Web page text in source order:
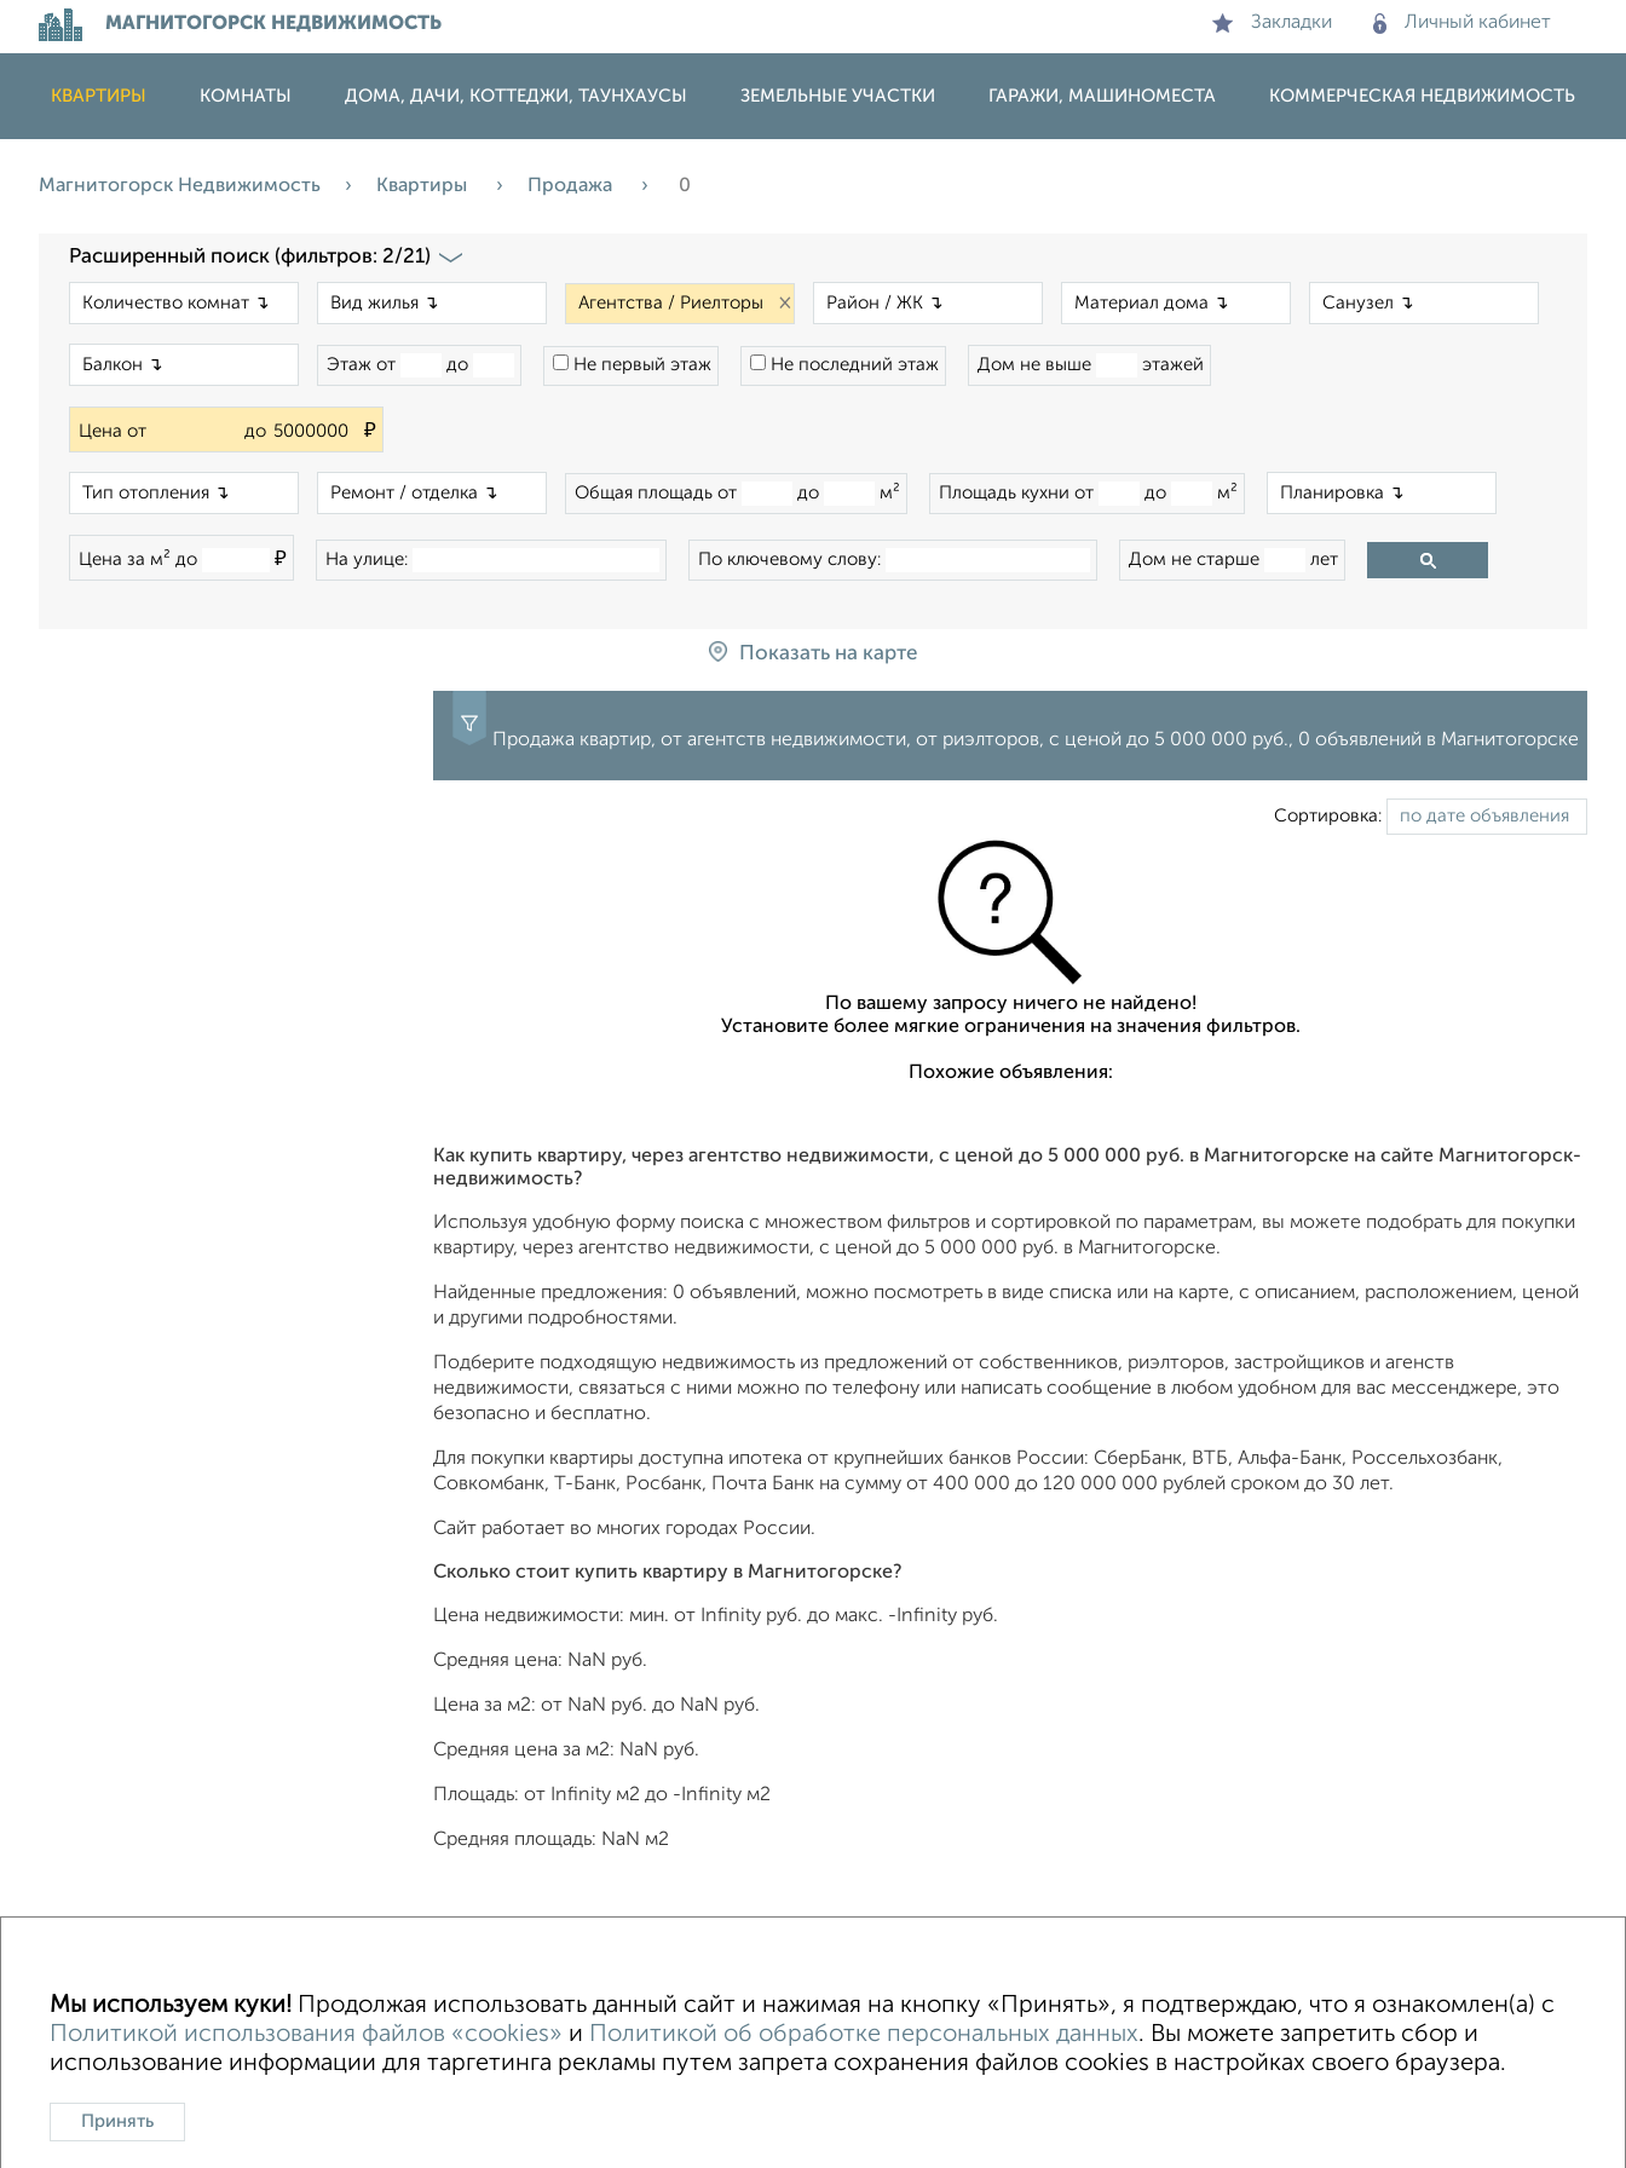
МАГНИТОГОРСК НЕДВИЖИМОСТЬ Закладки Личный кабинет
КВАРТИРЫ КОМНАТЫ ДОМА, ДАЧИ, КОТТЕДЖИ, ТАУНХАУСЫ ЗЕМЕЛЬНЫЕ УЧАСТКИ ГАРАЖИ, МАШИНОМЕСТА КОММЕРЧЕСКАЯ НЕДВИЖИМОСТЬ
Магнитогорск Недвижимость Квартиры Продажа 0
Расширенный поиск (фильтров: 2/21)
×
Этаж от до Не первый этаж Не последний этаж Дом не выше этажей
Цена от до ₽
Общая площадь от до м² Площадь кухни от до м²
Цена за м² до ₽ На улице: По ключевому слову: Дом не старше лет
Показать на карте
Продажа квартир, от агентств недвижимости, от риэлторов, c ценой до 5 000 000 руб., 0 объявлений в Магнитогорске
Сортировка:
По вашему запросу ничего не найдено!
Установите более мягкие ограничения на значения фильтров.
Похожие объявления:
Как купить квартиру, через агентство недвижимости, c ценой до 5 000 000 руб. в Магнитогорске на сайте Магнитогорск-
недвижимость?
Используя удобную форму поиска с множеством фильтров и сортировкой по параметрам, вы можете подобрать для покупки
квартиру, через агентство недвижимости, c ценой до 5 000 000 руб. в Магнитогорске.
Найденные предложения: 0 объявлений, можно посмотреть в виде списка или на карте, с описанием, расположением, ценой
и другими подробностями.
Подберите подходящую недвижимость из предложений от собственников, риэлторов, застройщиков и агенств
недвижимости, связаться с ними можно по телефону или написать сообщение в любом удобном для вас мессенджере, это
безопасно и бесплатно.
Для покупки квартиры доступна ипотека от крупнейших банков России: СберБанк, ВТБ, Альфа-Банк, Россельхозбанк,
Совкомбанк, Т-Банк, Росбанк, Почта Банк на сумму от 400 000 до 120 000 000 рублей сроком до 30 лет.
Сайт работает во многих городах России.
Сколько стоит купить квартиру в Магнитогорске?
Цена недвижимости: мин. от Infinity руб. до макс. -Infinity руб.
Средняя цена: NaN руб.
Цена за м2: от NaN руб. до NaN руб.
Средняя цена за м2: NaN руб.
Площадь: от Infinity м2 до -Infinity м2
Средняя площадь: NaN м2
В новостройке В строящемся доме В новом доме
Контакты Политика конфиденциальности Пользовательское соглашение Магнитогорск, улица Гагарина 33 © 2015–2026 Сайт-доска объявлений недвижимости
О проекте
Мы используем куки! Продолжая использовать данный сайт и нажимая на кнопку «Принять», я подтверждаю, что я ознакомлен(а) с
Политикой использования файлов «cookies» и Политикой об обработке персональных данных. Вы можете запретить сбор и
использование информации для таргетинга рекламы путем запрета сохранения файлов cookies в настройках своего браузера.
Принять